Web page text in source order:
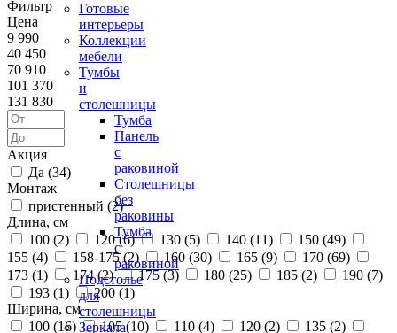
Готовые
интерьеры
Коллекции
мебели
Тумбы
и
столешницы
Тумба
Панель
с
раковиной
Столешницы
без
раковины
Тумба
с
раковиной
Подстолье
для
столешницы
Зеркала,
Фильтр
Цена
9 990
40 450
70 910
101 370
131 830
Акция
Да (34)
Монтаж
пристенный (2)
Длина, см
100 (2) 120 (6) 130 (5) 140 (11) 150 (49)
155 (4) 158-175 (2) 160 (30) 165 (9) 170 (69)
173 (1) 174 (2) 175 (3) 180 (25) 185 (2) 190 (7)
193 (1) 200 (1)
Ширина, см
100 (16) 105 (10) 110 (4) 120 (2) 135 (2)